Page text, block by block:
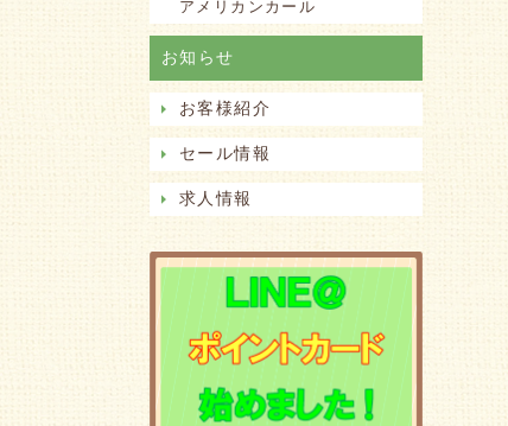
アメリカンカール
お知らせ
お客様紹介
セール情報
求人情報